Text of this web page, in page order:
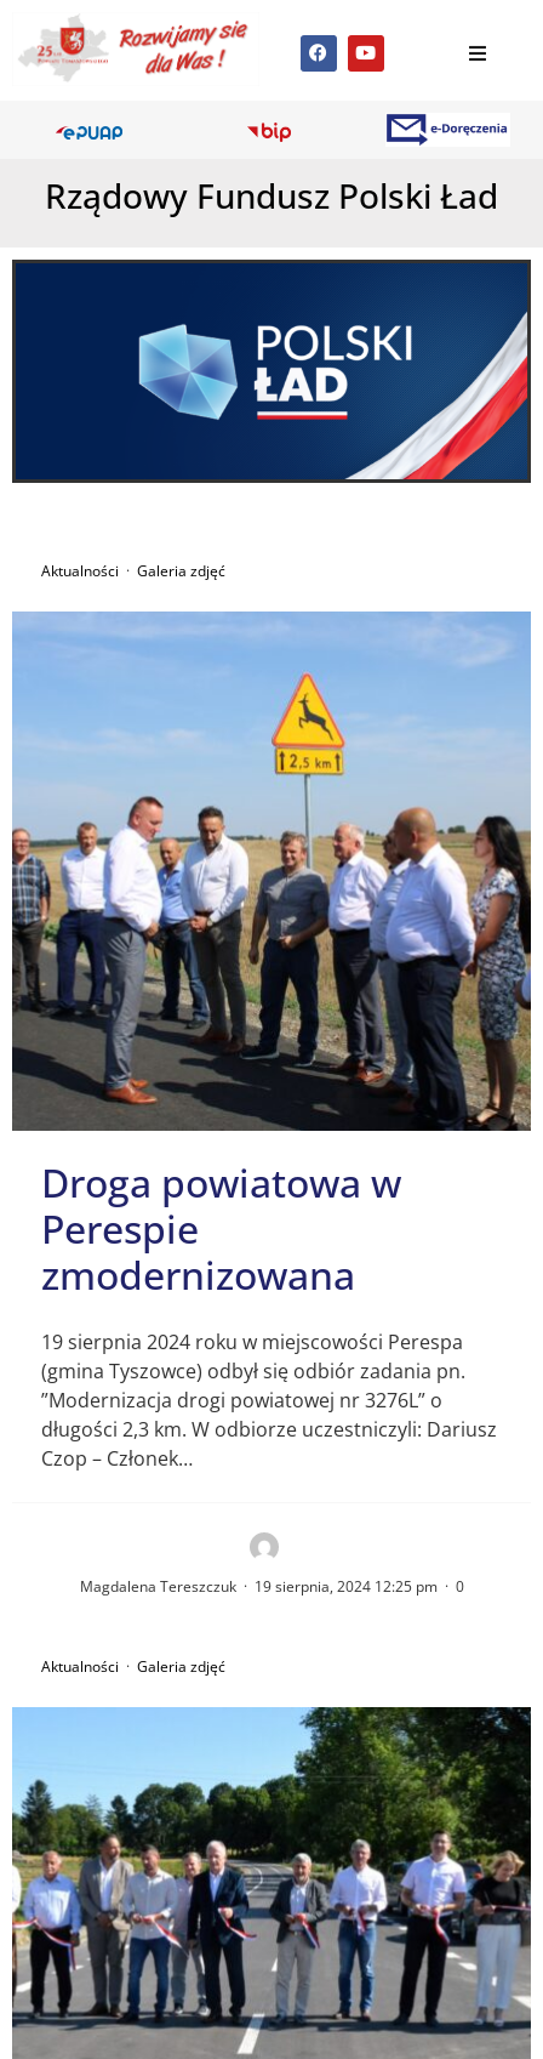
Rządowy Fundusz Polski Ład
Aktualności · Galeria zdjęć
Droga powiatowa w
Perespie
zmodernizowana
19 sierpnia 2024 roku w miejscowości Perespa
(gmina Tyszowce) odbył się odbiór zadania pn.
”Modernizacja drogi powiatowej nr 3276L” o
długości 2,3 km. W odbiorze uczestniczyli: Dariusz
Czop – Członek…
Magdalena Tereszczuk · 19 sierpnia, 2024 12:25 pm · 0
Aktualności · Galeria zdjęć